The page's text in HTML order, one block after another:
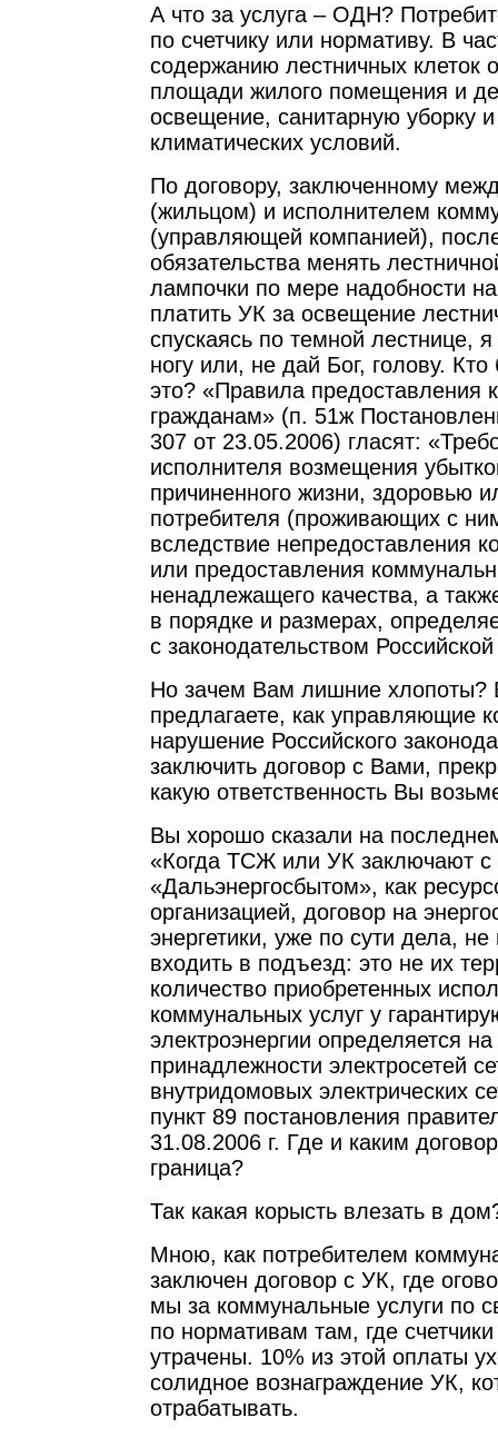
А что за услуга – ОДН?
по счетчику или нормативу. В
содержанию лестничных клеток
площади жилого помещения и
освещение, санитарную уборку
климатических условий.
По договору, заключенному
(жильцом) и исполнителем
(управляющей компанией),
обязательства менять
лампочки по мере надобности
платить УК за освещение
спускаясь по темной лестнице,
ногу или, не дай Бог, голову. Кто
это? «Правила предоставления
гражданам» (п. 51ж
307 от 23.05.2006) гласят:
исполнителя возмещения
причиненного жизни, здоровью
потребителя (проживающих с
вследствие непредоставления
или предоставления
ненадлежащего качества, а
в порядке и размерах,
с законодательством
Но зачем Вам лишние хлопоты?
предлагаете, как управляющие
нарушение Российского
заключить договор с Вами,
какую ответственность Вы
Вы хорошо сказали на
«Когда ТСЖ или УК заключают с
«Дальэнергосбытом», как
организацией, договор на
энергетики, уже по сути дела,
входить в подъезд: это не их
количество приобретенных
коммунальных услуг у
электроэнергии определяется
принадлежности электросетей
внутридомовых электрических
пункт 89 постановления
31.08.2006 г. Где и каким
граница?
Так какая корысть влезать в
Мною, как потребителем
заключен договор с УК, где
мы за коммунальные услуги по
по нормативам там, где
утрачены. 10% из этой оплаты
солидное вознаграждение УК,
отрабатывать.